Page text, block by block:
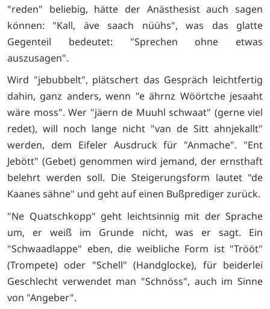
"reden" beliebig, hätte der Anästhesist auch sagen
können: "Kall, äve saach nüühs", was das glatte
Gegenteil bedeutet: "Sprechen ohne etwas
auszusagen".
Wird "jebubbelt", plätschert das Gespräch leichtfertig
dahin, ganz anders, wenn "e ährnz Wöörtche jesaaht
wäre moss". Wer "jäern de Muuhl schwaat" (gerne viel
redet), will noch lange nicht "van de Sitt ahnjekallt"
werden, dem Eifeler Ausdruck für "Anmache". "Ent
Jebött" (Gebet) genommen wird jemand, der ernsthaft
belehrt werden soll. Die Steigerungsform lautet "de
Kaanes sähne" und geht auf einen Bußprediger zurück.
"Ne Quatschkopp" geht leichtsinnig mit der Sprache
um, er weiß im Grunde nicht, was er sagt. Ein
"Schwaadlappe" eben, die weibliche Form ist "Trööt"
(Trompete) oder "Schell" (Handglocke), für beiderlei
Geschlecht verwendet man "Schnöss", auch im Sinne
von "Angeber".